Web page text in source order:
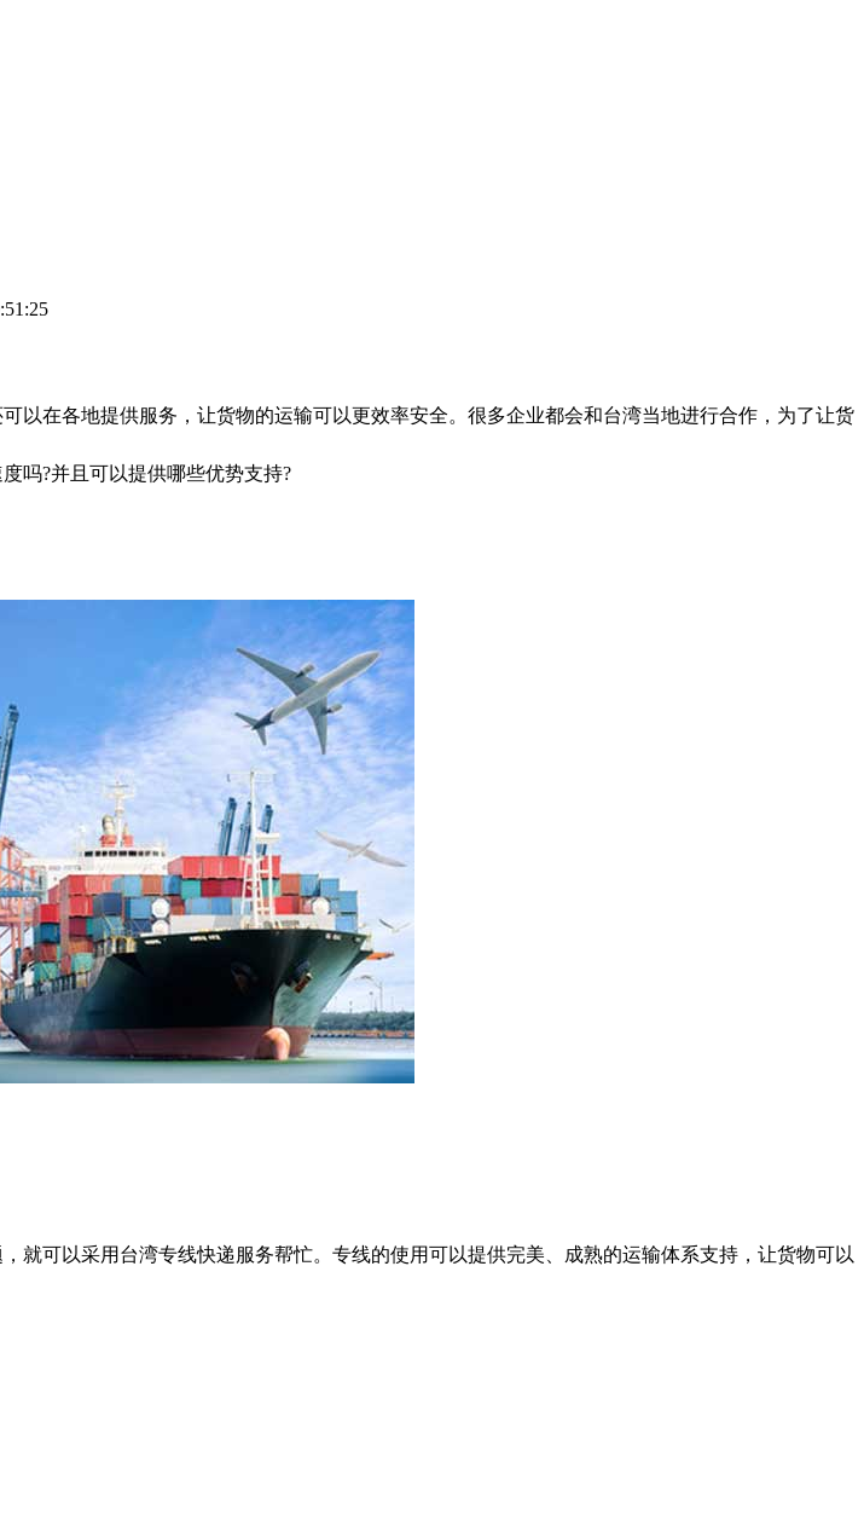
在各地提供服务，让货物的运输可以更效率安全。很多企业都会和台湾当地进行合作，为了让货
吗?并且可以提供哪些优势支持?
可以采用台湾专线快递服务帮忙。专线的使用可以提供完美、成熟的运输体系支持，让货物可以